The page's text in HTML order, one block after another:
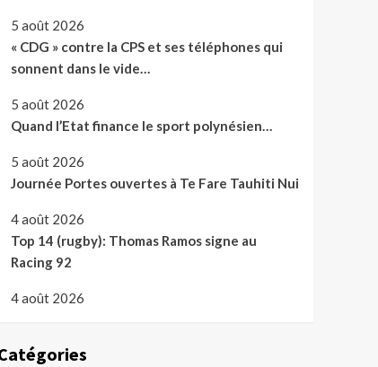
5 août 2026
« CDG » contre la CPS et ses téléphones qui
sonnent dans le vide…
5 août 2026
Quand l’Etat finance le sport polynésien…
5 août 2026
Journée Portes ouvertes à Te Fare Tauhiti Nui
4 août 2026
Top 14 (rugby): Thomas Ramos signe au
Racing 92
4 août 2026